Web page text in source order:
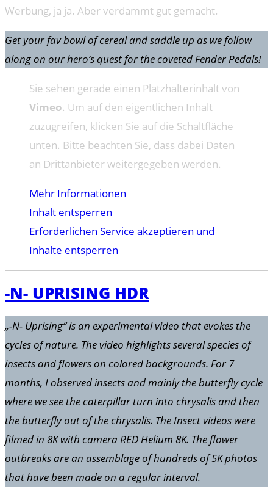
Werbung, ja ja. Aber verdammt gut gemacht.
Get your fav bowl of cereal and saddle up as we follow
along on our hero’s quest for the coveted Fender Pedals!
Sie sehen gerade einen Platzhalterinhalt von
Vimeo. Um auf den eigentlichen Inhalt
zuzugreifen, klicken Sie auf die Schaltfläche
unten. Bitte beachten Sie, dass dabei Daten
an Drittanbieter weitergegeben werden.
Mehr Informationen
Inhalt entsperren
Erforderlichen Service akzeptieren und
Inhalte entsperren
-N- UPRISING HDR
„-N- Uprising“ is an experimental video that evokes the
cycles of nature. The video highlights several species of
insects and flowers on colored backgrounds. For 7
months, I observed insects and mainly the butterfly cycle
where we see the caterpillar turn into chrysalis and then
the butterfly out of the chrysalis. The Insect videos were
filmed in 8K with camera RED Helium 8K. The flower
outbreaks are an assemblage of hundreds of 5K photos
that have been made on a regular interval.